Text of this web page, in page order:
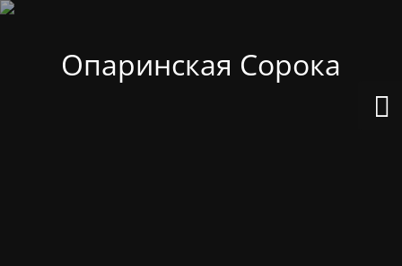
Опаринская Сорока